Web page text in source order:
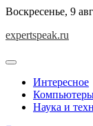
Skip
content
Воскресенье, 9
expertspeak.ru
Интересное
Наука и